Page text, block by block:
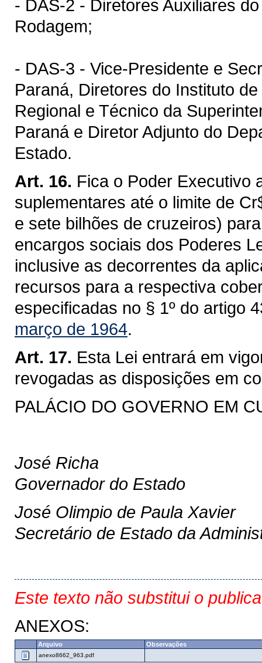
- DAS-2 - Diretores Auxiliares
Rodagem;
- DAS-3 - Vice-Presidente e
Paraná, Diretores do Instituto
Regional e Técnico da
Paraná e Diretor Adjunto do
Estado.
Art. 16. Fica o Poder Executivo
suplementares até o limite de
e sete bilhões de cruzeiros)
encargos sociais dos Poderes
inclusive as decorrentes da
recursos para a respectiva
especificadas no § 1º do artigo
março de 1964.
Art. 17. Esta Lei entrará em
revogadas as disposições em
PALÁCIO DO GOVERNO EM
José Richa
Governador do Estado
José Olimpio de Paula Xavier
Secretário de Estado da
Este texto não substitui o
ANEXOS:
Arquivo Observações
anexo8662_963.pdf